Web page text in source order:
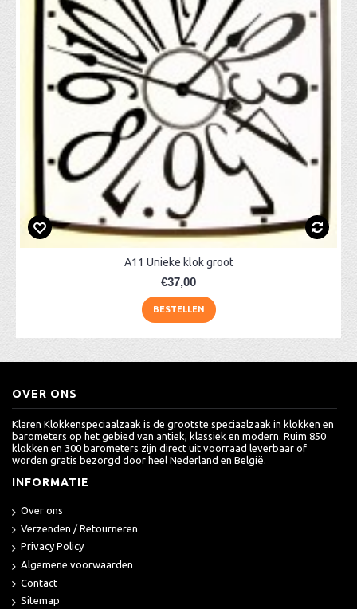
A11 Unieke klok groot
€37,00
BESTELLEN
OVER ONS
Klaren Klokkenspeciaalzaak is de grootste speciaalzaak in klokken en
barometers op het gebied van antiek, klassiek en modern. Ruim 850
klokken en 300 barometers zijn direct uit voorraad leverbaar of
worden gratis bezorgd door heel Nederland en België.
INFORMATIE
Over ons
Verzenden / Retourneren
Privacy Policy
Algemene voorwaarden
Contact
Sitemap